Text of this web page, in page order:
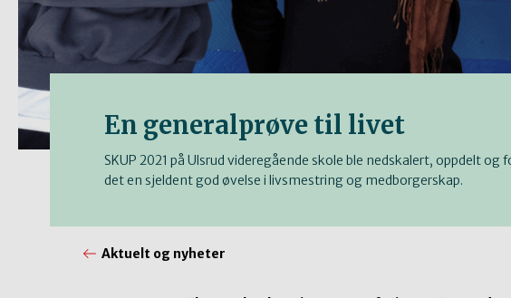
En generalprøve til livet
SKUP 2021 på Ulsrud videregående skole ble nedskalert, oppdelt og
det en sjeldent god øvelse i livsmestring og medborgerskap.
Aktuelt og nyheter